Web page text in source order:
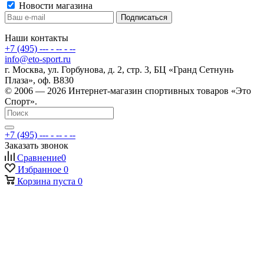
Новости магазина
Наши контакты
+7 (495) --- - -- - --
info@eto-sport.ru
г. Москва, ул. Горбунова, д. 2, стр. 3, БЦ «Гранд Сетнунь
Плаза», оф. В830
© 2006 — 2026 Интернет-магазин спортивных товаров «Это
Спорт».
+7 (495) --- - -- - --
Заказать звонок
Сравнение0
Избранное 0
Корзина пуста 0